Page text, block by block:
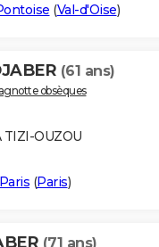
(Val-d'Oise)
(61 ans)
obsèques
TIZI-OUZOU
Paris (Paris)
(71 ans)